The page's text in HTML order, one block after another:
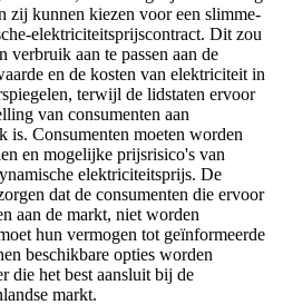
zij kunnen kiezen voor een slimme-
elektriciteitsprijscontract. Dit zou
verbruik aan te passen aan de
en de kosten van elektriciteit in
terwijl de lidstaten ervoor
van consumenten aan
is. Consumenten moeten worden
en mogelijke prijsrisico's van
elektriciteitsprijs. De
dat de consumenten die ervoor
aan de markt, niet worden
hun vermogen tot geïnformeerde
beschikbare opties worden
die het best aansluit bij de
markt.